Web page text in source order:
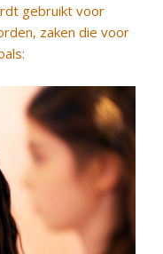
gebruikt voor
zaken die voor